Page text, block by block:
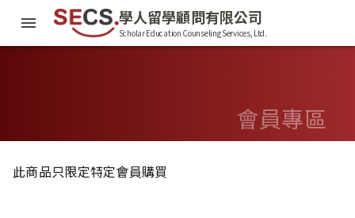
學人留學顧問有限公司
Scholar Education Counseling Services, Ltd.
會員專區
此商品只限定特定會員購買